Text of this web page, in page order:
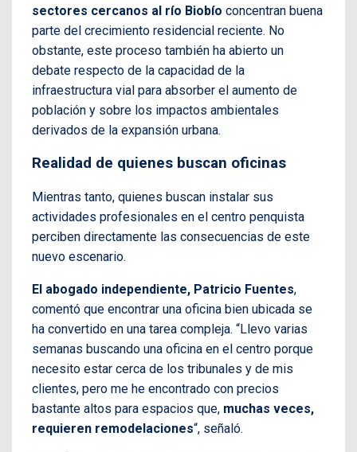
sectores cercanos al río Biobío concentran buena
parte del crecimiento residencial reciente. No
obstante, este proceso también ha abierto un
debate respecto de la capacidad de la
infraestructura vial para absorber el aumento de
población y sobre los impactos ambientales
derivados de la expansión urbana.
Realidad de quienes buscan oficinas
Mientras tanto, quienes buscan instalar sus
actividades profesionales en el centro penquista
perciben directamente las consecuencias de este
nuevo escenario.
El abogado independiente, Patricio Fuentes,
comentó que encontrar una oficina bien ubicada se
ha convertido en una tarea compleja. “Llevo varias
semanas buscando una oficina en el centro porque
necesito estar cerca de los tribunales y de mis
clientes, pero me he encontrado con precios
bastante altos para espacios que, muchas veces,
requieren remodelaciones“, señaló.